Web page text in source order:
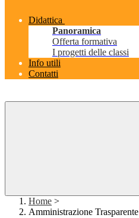
Didattica
Panoramica
Offerta formativa
I progetti delle classi
Info utili
Contatti
Home >
Amministrazione Trasparente